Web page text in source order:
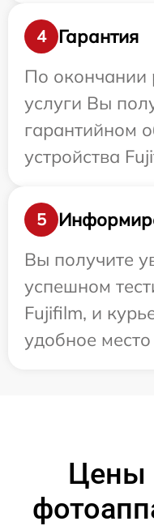
4
Гарантия
По окончании
услуги Вы
гарантийном
устройства
5
Вы получите
успешном
Fujifilm, и
удобное
Цены